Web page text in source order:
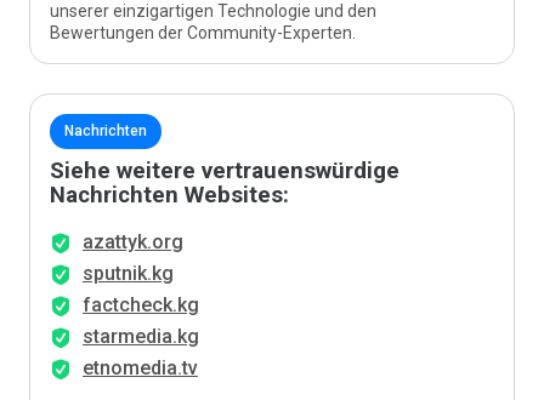
unserer einzigartigen Technologie und den
Bewertungen der Community-Experten.
Nachrichten
Siehe weitere vertrauenswürdige
Nachrichten Websites:
azattyk.org
sputnik.kg
factcheck.kg
starmedia.kg
etnomedia.tv